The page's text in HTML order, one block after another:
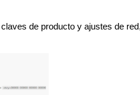
de producto y ajustes de